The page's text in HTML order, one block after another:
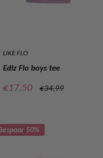
LIKE FLO
Ediz Flo boys tee
Verkoopprijs
€17,50
Normale
€34,99
50%